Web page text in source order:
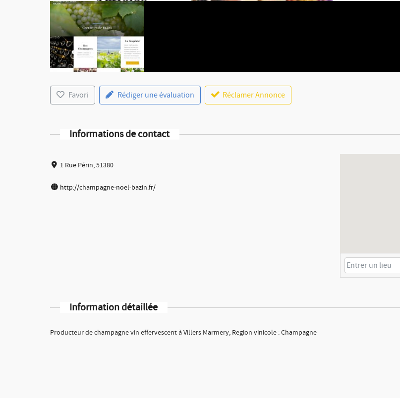
Favori Rédiger une évaluation Réclamer Annonce
Informations de contact
1 Rue Périn, 51380
http://champagne-noel-bazin.fr/
Information détaillée
Producteur de champagne vin effervescent à Villers Marmery, Region vinicole : Champagne